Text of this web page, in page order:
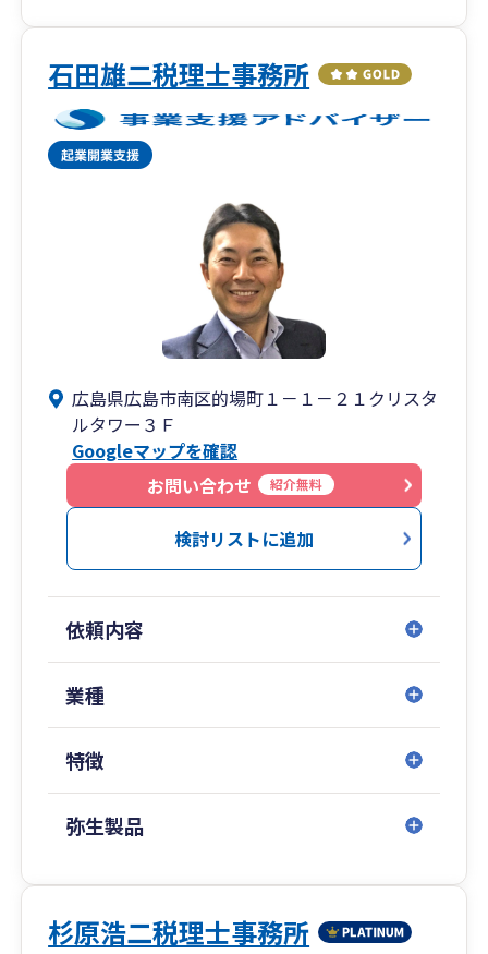
石田雄二税理士事務所
広島県広島市南区的場町１－１－２１クリスタ
ルタワー３Ｆ
Googleマップを確認
お問い合わせ
紹介無料
検討リストに追加
依頼内容
業種
特徴
弥生製品
杉原浩二税理士事務所